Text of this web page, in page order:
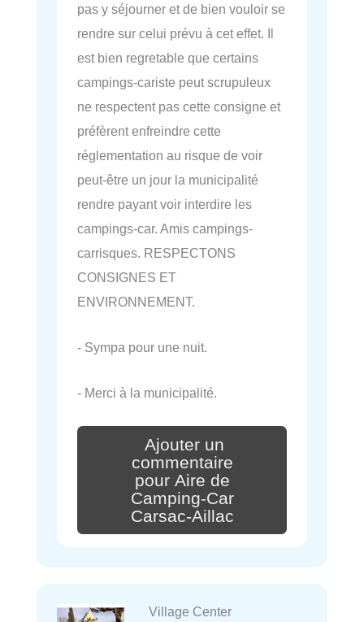
pas y séjourner et de bien vouloir se
rendre sur celui prévu à cet effet. Il
est bien regretable que certains
campings-cariste peut scrupuleux
ne respectent pas cette consigne et
préfèrent enfreindre cette
réglementation au risque de voir
peut-être un jour la municipalité
rendre payant voir interdire les
campings-car. Amis campings-
carrisques. RESPECTONS
CONSIGNES ET
ENVIRONNEMENT.
- Sympa pour une nuit.
- Merci à la municipalité.
Ajouter un
commentaire
pour Aire de
Camping-Car
Carsac-Aillac
Village Center